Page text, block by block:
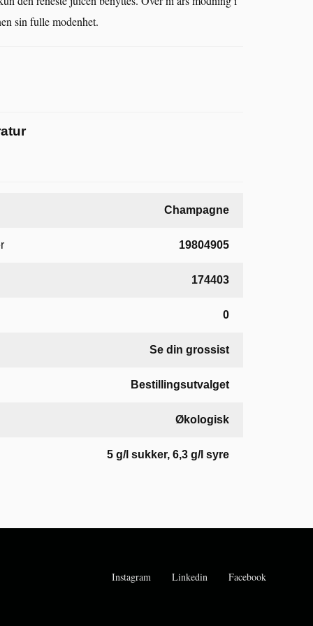
sin fulle modenhet.
Champagne
19804905
174403
0
Se din grossist
Bestillingsutvalget
Økologisk
5 g/l sukker, 6,3 g/l syre
Facebook
Linkedin
Instagram